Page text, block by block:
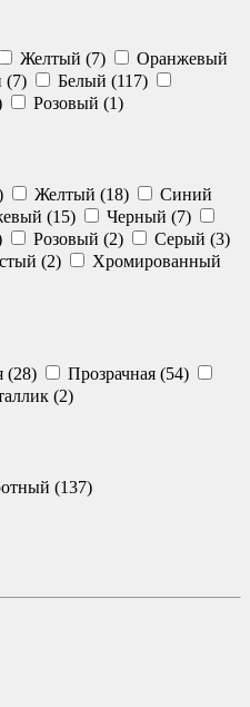
Желтый (7)
Оранжевый
(7)
Белый (117)
Розовый (1)
Желтый (18)
Синий
(15)
Черный (7)
Розовый (2)
Серый (3)
(2)
Хромированный
(28)
Прозрачная (54)
(2)
(137)